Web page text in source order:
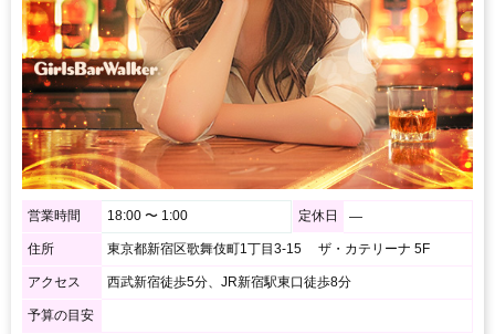
営業時間 18:00 〜 1:00 定休日 ―
住所 東京都新宿区歌舞伎町1丁目3-15 ザ・カテリーナ 5F
アクセス 西武新宿徒歩5分、JR新宿駅東口徒歩8分
予算の目安